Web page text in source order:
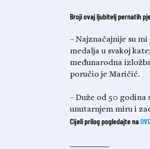
Broji ovaj ljubitelj pernatih
– Najznačajnije su
medalja u svakoj
međunarodna
poručio je Maričić.
– Duže od 50 godina
unutarnjem miru i
Cijeli prilog pogledajte na